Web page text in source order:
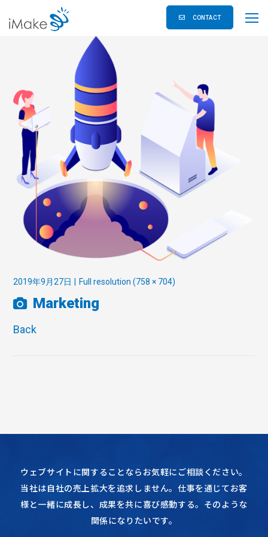
CONTACT
2019年9月27日 Full resolution (758 × 704)
Marketing
Back
ウェブサイトに関することならお気軽にご相談ください。
当社は自社の売上拡大を追求しません。仕事を通じてお客
様と一緒に成長し、成果を共に喜び感動する。そのような
関係になりたいです。